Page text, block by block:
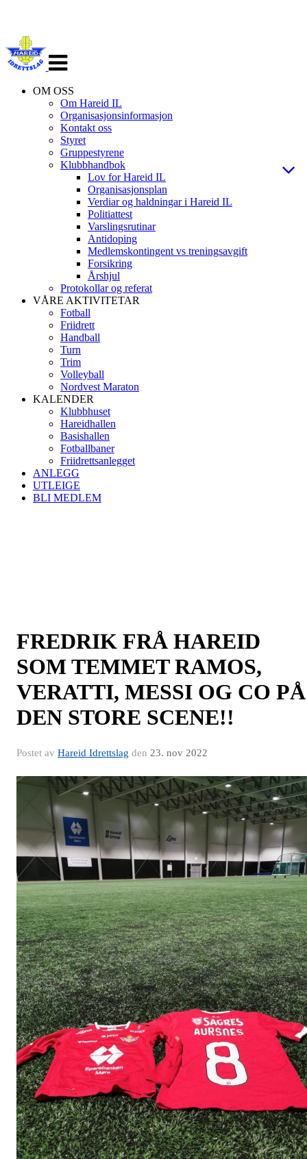
navigasjon
OM OSS
Om Hareid IL
Organisasjonsinformasjon
Kontakt oss
Styret
Gruppestyrene
Klubbhandbok
Lov for Hareid IL
Organisasjonsplan
Verdiar og haldningar i Hareid IL
Politiattest
Varslingsrutinar
Antidoping
Medlemskontingent vs treningsavgift
Forsikring
Årshjul
Protokollar og referat
VÅRE AKTIVITETAR
Fotball
Friidrett
Handball
Turn
Trim
Volleyball
Nordvest Maraton
KALENDER
Klubbhuset
Hareidhallen
Basishallen
Fotballbaner
Friidrettsanlegget
ANLEGG
UTLEIGE
BLI MEDLEM
FREDRIK FRÅ HAREID
SOM TEMMET RAMOS,
VERATTI, MESSI OG CO PÅ
DEN STORE SCENE!!
Postet av Hareid Idrettslag den 23. nov 2022